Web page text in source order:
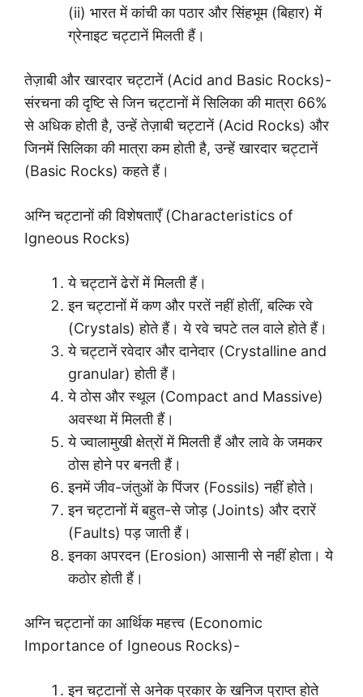
(ii) भारत में कांची का पठार और सिंहभूम (बिहार) में
ग्रेनाइट चट्टानें मिलती हैं।
तेज़ाबी और खारदार चट्टानें (Acid and Basic Rocks)-
संरचना की दृष्टि से जिन चट्टानों में सिलिका की मात्रा 66%
से अधिक होती है, उन्हें तेज़ाबी चट्टानें (Acid Rocks) और
जिनमें सिलिका की मात्रा कम होती है, उन्हें खारदार चट्टानें
(Basic Rocks) कहते हैं।
अग्नि चट्टानों की विशेषताएँ (Characteristics of
Igneous Rocks)
ये चट्टानें ढेरों में मिलती हैं।
इन चट्टानों में कण और परतें नहीं होतीं, बल्कि रवे
(Crystals) होते हैं। ये रवे चपटे तल वाले होते हैं।
ये चट्टानें रवेदार और दानेदार (Crystalline and
granular) होती हैं।
ये ठोस और स्थूल (Compact and Massive)
अवस्था में मिलती हैं।
ये ज्वालामुखी क्षेत्रों में मिलती हैं और लावे के जमकर
ठोस होने पर बनती हैं।
इनमें जीव-जंतुओं के पिंजर (Fossils) नहीं होते।
इन चट्टानों में बहुत-से जोड़ (Joints) और दरारें
(Faults) पड़ जाती हैं।
इनका अपरदन (Erosion) आसानी से नहीं होता। ये
कठोर होती हैं।
अग्नि चट्टानों का आर्थिक महत्त्व (Economic
Importance of Igneous Rocks)-
इन चट्टानों से अनेक प्रकार के खनिज प्राप्त होते